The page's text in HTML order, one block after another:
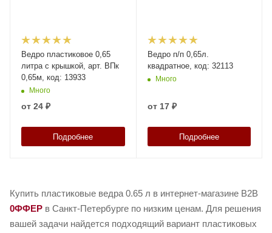
Ведро пластиковое 0,65
литра с крышкой, арт. ВПк
0,65м, код: 13933
Много
от 24 ₽
Подробнее
Ведро п/п 0,65л.
квадратное, код: 32113
Много
от 17 ₽
Подробнее
Купить пластиковые ведра 0.65 л в интернет-магазине B2B
0ФФЕР в Санкт-Петербурге по низким ценам. Для решения
вашей задачи найдется подходящий вариант пластиковых